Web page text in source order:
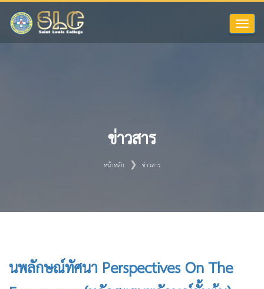
Toggle
ข่าวสาร
หน้าหลัก ข่าวสาร
นพลักษณ์ทัศนา Perspectives On The